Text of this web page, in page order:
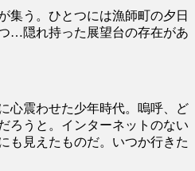
集う。ひとつには漁師町の夕日
…隠れ持った展望台の存在があ
心震わせた少年時代。嗚呼、ど
ろうと。インターネットのない
も見えたものだ。いつか行きた